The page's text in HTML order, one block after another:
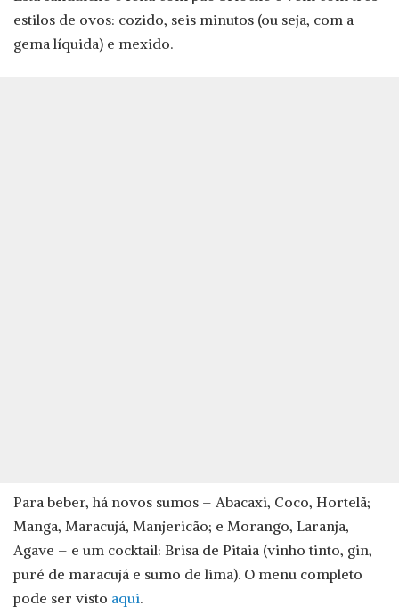
estilos de ovos: cozido, seis minutos (ou seja, com a
gema líquida) e mexido.
Para beber, há novos sumos – Abacaxi, Coco, Hortelã;
Manga, Maracujá, Manjericão; e Morango, Laranja,
Agave – e um cocktail: Brisa de Pitaia (vinho tinto, gin,
puré de maracujá e sumo de lima). O menu completo
pode ser visto aqui.